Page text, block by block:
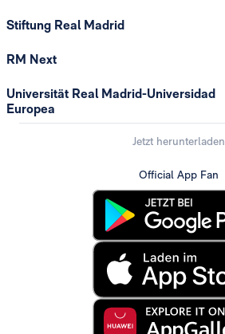
Stiftung Real Madrid
RM Next
Universität Real Madrid-Universidad
Europea
Jetzt herunterladen
Official App Fan